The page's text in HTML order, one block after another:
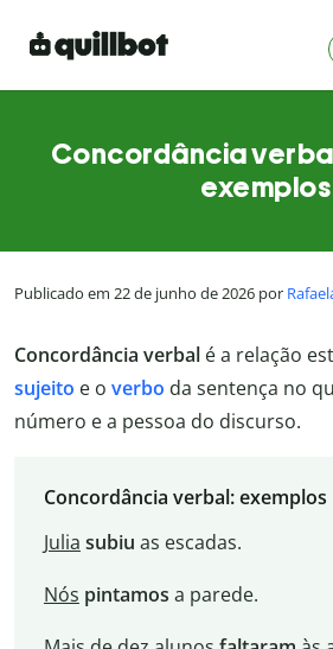
Concordância
exemplos
Publicado em 22 de junho de 2026 por
Concordância verbal é a relação
sujeito e o verbo da sentença no
número e a pessoa do discurso.
Concordância verbal: exemplos
Julia subiu as escadas.
Nós pintamos a parede.